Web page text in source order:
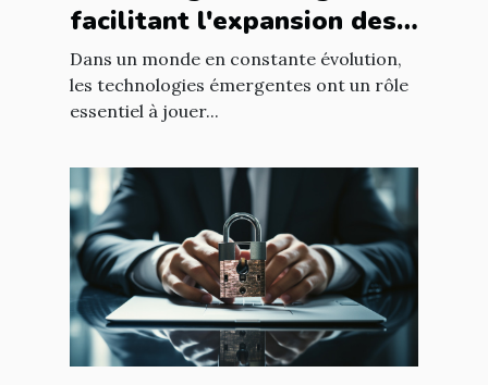
facilitant l'expansion des
entreprises
Dans un monde en constante évolution,
les technologies émergentes ont un rôle
essentiel à jouer...